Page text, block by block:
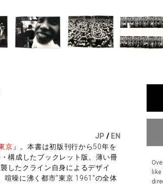
JP / EN
京 』。本書は初版刊行から50年を
構成したブックレット版。薄い冊
したクライン自身によるデザイ
喧噪に沸く都市"東京 1961"の全体